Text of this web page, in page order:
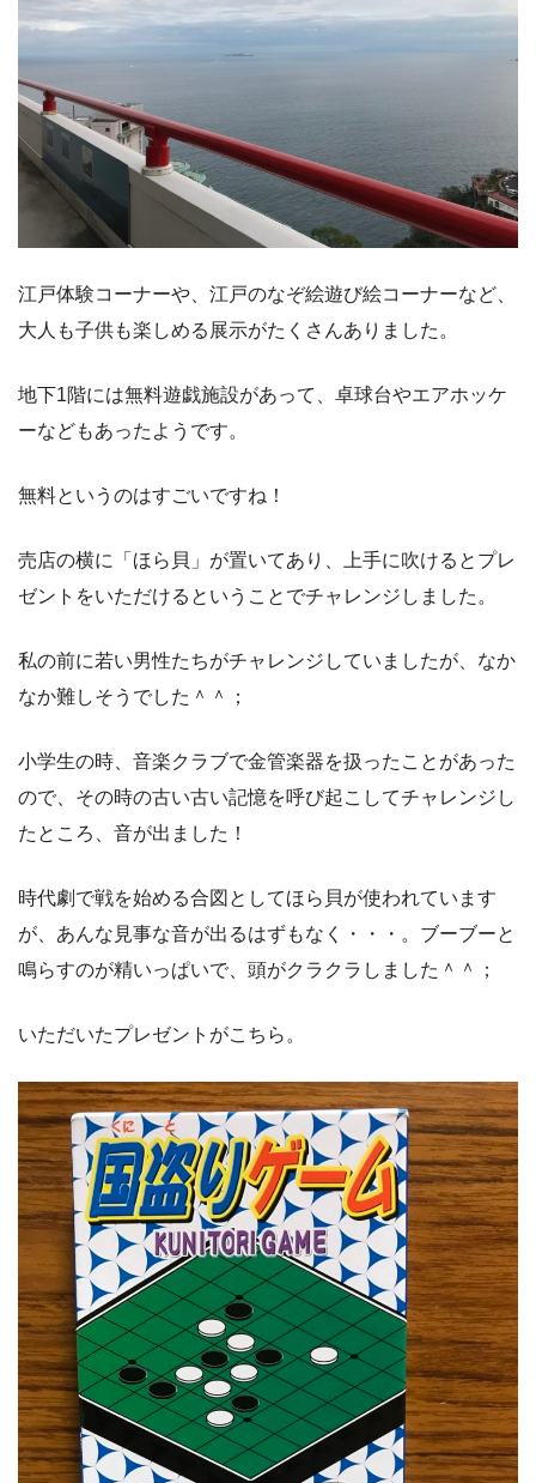
江戸体験コーナーや、江戸のなぞ絵遊び絵コーナーなど、
大人も子供も楽しめる展示がたくさんありました。
地下1階には無料遊戯施設があって、卓球台やエアホッケ
ーなどもあったようです。
無料というのはすごいですね！
売店の横に「ほら貝」が置いてあり、上手に吹けるとプレ
ゼントをいただけるということでチャレンジしました。
私の前に若い男性たちがチャレンジしていましたが、なか
なか難しそうでした＾＾；
小学生の時、音楽クラブで金管楽器を扱ったことがあった
ので、その時の古い古い記憶を呼び起こしてチャレンジし
たところ、音が出ました！
時代劇で戦を始める合図としてほら貝が使われています
が、あんな見事な音が出るはずもなく・・・。ブーブーと
鳴らすのが精いっぱいで、頭がクラクラしました＾＾；
いただいたプレゼントがこちら。